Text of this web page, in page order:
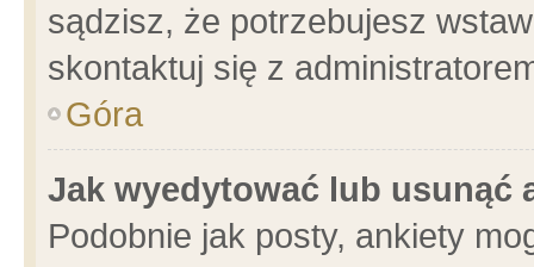
sądzisz, że potrzebujesz
skontaktuj się z
Góra
Jak wyedytować lub usunąć
Podobnie jak posty, ankiety